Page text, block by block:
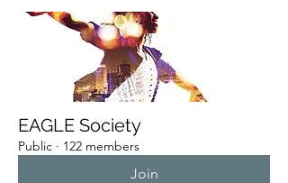
EAGLE Society
Public · 122 members
Join